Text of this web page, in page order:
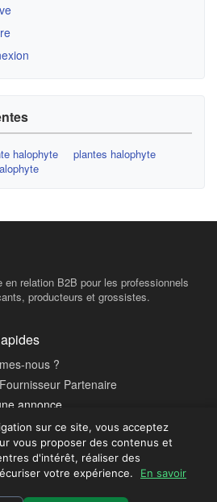
halophyte
plantes halophyte
en relation B2B pour les professionnels
producteurs et grossistes.
nous ?
Partenaire
annonce
droits réservés © 2026 EspaceAgro.
sur ce site, vous acceptez
vous proposer des contenus et
d'intérêt, réaliser des
votre expérience.
En savoir